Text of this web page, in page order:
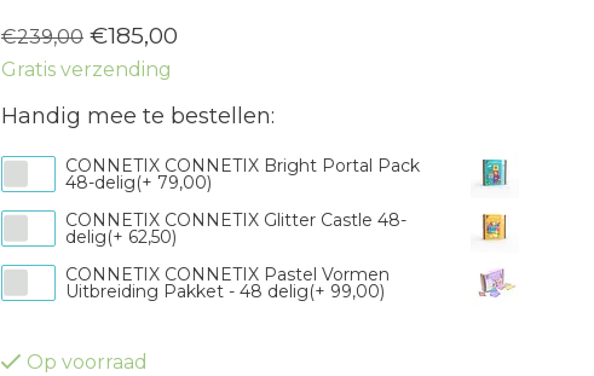
€239,00 €185,00
Gratis verzending
Handig mee te bestellen:
CONNETIX CONNETIX Bright Portal Pack
48-delig(+ 79,00)
CONNETIX CONNETIX Glitter Castle 48-
delig(+ 62,50)
CONNETIX CONNETIX Pastel Vormen
Uitbreiding Pakket - 48 delig(+ 99,00)
Op voorraad